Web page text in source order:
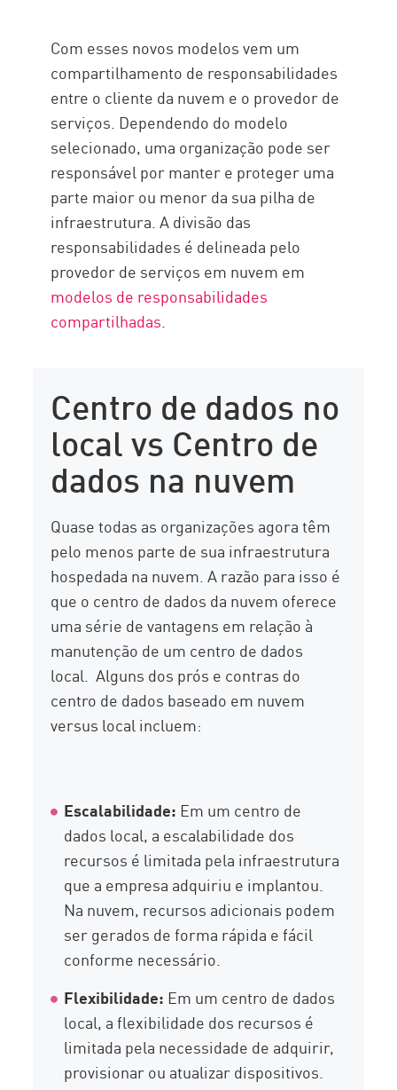
Com esses novos modelos vem um
compartilhamento de responsabilidades
entre o cliente da nuvem e o provedor de
serviços. Dependendo do modelo
selecionado, uma organização pode ser
responsável por manter e proteger uma
parte maior ou menor da sua pilha de
infraestrutura. A divisão das
responsabilidades é delineada pelo
provedor de serviços em nuvem em
modelos de responsabilidades
compartilhadas
Centro de dados no
local vs Centro de
dados na nuvem
Quase todas as organizações agora têm
pelo menos parte de sua infraestrutura
hospedada na nuvem. A razão para isso é
que o centro de dados da nuvem oferece
uma série de vantagens em relação à
manutenção de um centro de dados
local. Alguns dos prós e contras do
centro de dados baseado em nuvem
versus local incluem:
Escalabilidade: Em um centro de
dados local, a escalabilidade dos
recursos é limitada pela infraestrutura
que a empresa adquiriu e implantou.
Na nuvem, recursos adicionais podem
ser gerados de forma rápida e fácil
conforme necessário.
Flexibilidade: Em um centro de dados
local, a flexibilidade dos recursos é
limitada pela necessidade de adquirir,
provisionar ou atualizar dispositivos.